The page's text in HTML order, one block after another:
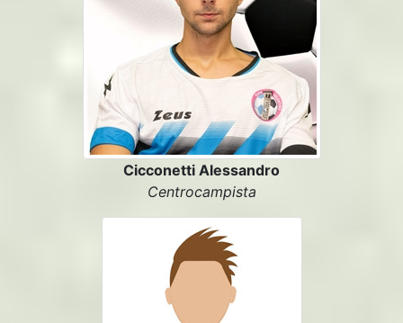
Cicconetti Alessandro
Centrocampista